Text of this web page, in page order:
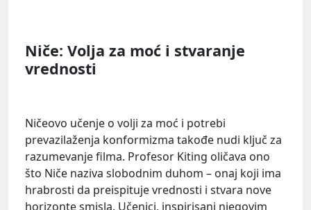
Niče: Volja za moć i stvaranje
vrednosti
Ničeovo učenje o volji za moć i potrebi
prevazilaženja konformizma takođe nudi ključ za
razumevanje filma. Profesor Kiting oličava ono
što Niče naziva slobodnim duhom – onaj koji ima
hrabrosti da preispituje vrednosti i stvara nove
horizonte smisla. Učenici, inspirisani njegovim